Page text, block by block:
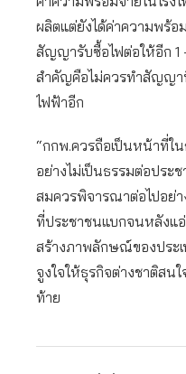
ผลิตแต่ยังได้ค่าความพร้อ
สัญญารับซื้อไฟต่อให้อีก
สำคัญคือไม่ควรทำสัญญา
ไฟฟ้าอีก
“กกพ.ควรถือเป็นหน้าที่ใ
อย่างไม่เป็นธรรมต่อประ
สมควรพิจารณาต่อไปอย่า
ที่ประชาชนแบกจนหลังแ
สร้างภาพลักษณ์ของประเ
จูงใจให้ธุรกิจต่างชาติสน
ท้าย